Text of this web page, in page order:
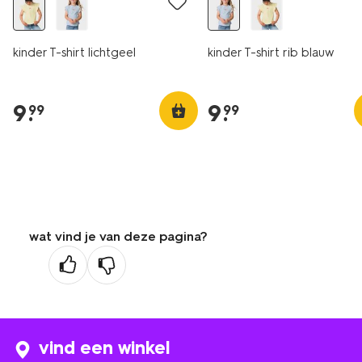
kinder T-shirt lichtgeel
9.
99
kinder T-shirt rib blauw
9.
99
wat vind je van deze pagina?
vind een winkel